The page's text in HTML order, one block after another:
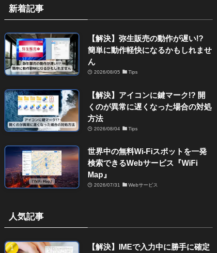
新着記事
【解決】弥生販売の動作が遅い!?
簡単に動作軽快になるかもしれませ
ん
2026/08/05 Tips
【解決】アイコンに鍵マーク!? 開
くのが異常に遅くなった場合の対処
方法
2026/08/04 Tips
世界中の無料Wi-Fiスポットを一発
検索できるWebサービス『WiFi
Map』
2026/07/31 Webサービス
人気記事
【解決】IMEで入力中に勝手に確定